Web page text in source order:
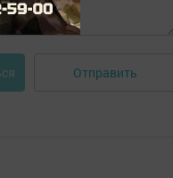
Отправить